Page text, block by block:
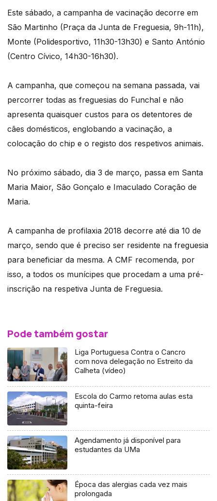
Este sábado, a campanha de vacinação decorre em
São Martinho (Praça da Junta de Freguesia, 9h-11h),
Monte (Polidesportivo, 11h30-13h30) e Santo António
(Centro Cívico, 14h30-16h30).
A campanha, que começou na semana passada, vai
percorrer todas as freguesias do Funchal e não
apresenta quaisquer custos para os detentores de
cães domésticos, englobando a vacinação, a
colocação do chip e o registo dos respetivos animais.
No próximo sábado, dia 3 de março, passa em Santa
Maria Maior, São Gonçalo e Imaculado Coração de
Maria.
A campanha de profilaxia 2018 decorre até dia 10 de
março, sendo que é preciso ser residente na freguesia
para beneficiar da mesma. A CMF recomenda, por
isso, a todos os munícipes que procedam a uma pré-
inscrição na respetiva Junta de Freguesia.
Pode também gostar
Liga Portuguesa Contra o Cancro
com nova delegação no Estreito da
Calheta (vídeo)
Escola do Carmo retoma aulas esta
quinta-feira
Agendamento já disponível para
estudantes da UMa
Época das alergias cada vez mais
prolongada